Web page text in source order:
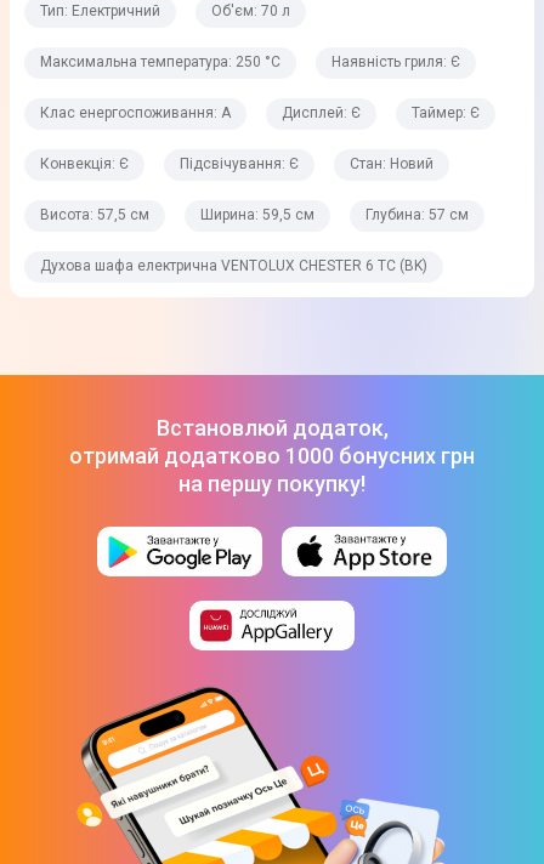
Тип гриля
Електричний
Скляні дверцята: 2
Чорне скло (SCHOTT, made in Germany)
Енергоефективність
Клас енергоспоживання
Споживання електроенергії
Потужність підключення
Напруга
Потужність гриля
Тип: Електричний Об'єм: 70 л
Максимальна температура: 250 °С Наявність гриля: Є
Клас енергоспоживання: А Дисплей: Є Таймер: Є
Конвекція: Є Підсвічування: Є Стан: Новий
Висота: 57,5 см Ширина: 59,5 см Глубина: 57 см
Духова шафа електрична VENTOLUX CHESTER 6 TC (BK)
Встановлюй додаток,
отримай додатково 1000 бонусних грн
на першу покупку!